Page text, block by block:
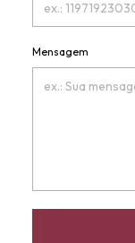
Mensagem